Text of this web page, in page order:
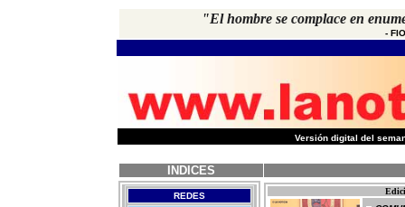
"El hombre se complace en
-
Versión digital del
INDICES